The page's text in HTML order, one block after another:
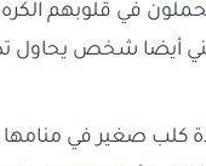
في قلوبهم الكره
أيضا شخص يحاول
كلب صغير في منامها